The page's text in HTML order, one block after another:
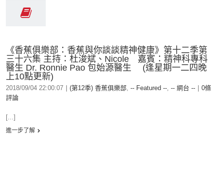
《香蕉俱樂部：香蕉與你談談精神健康》第十二季第
三十六集 主持：杜浚斌、Nicole 嘉賓：精神科專科
醫生 Dr. Ronnie Pao 包始源醫生 (逢星期一二四晚
上10點更新)
2018/09/04 22:00:07 (第12季) 香蕉俱樂部, -- Featured --, -- 網台 --
0條
評論
[...]
進一步了解